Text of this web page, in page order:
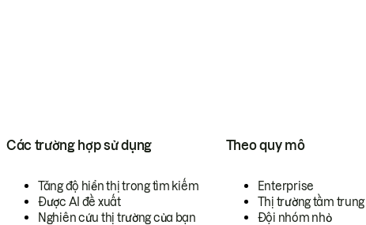
Các trường hợp sử dụng
Tăng độ hiển thị trong tìm kiếm
Được AI đề xuất
Nghiên cứu thị trường của bạn
Theo quy mô
Enterprise
Thị trường tầm trung
Đội nhóm nhỏ